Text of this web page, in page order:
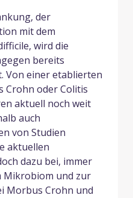
der
mit dem
wird die
bereits
Von einer etablierten
Crohn oder Colitis
aktuell noch weit
auch
von Studien
aktuellen
dazu bei, immer
Mikrobiom und zur
Morbus Crohn und